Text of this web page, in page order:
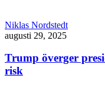
Niklas Nordstedt
augusti 29, 2025
Trump överger
risk